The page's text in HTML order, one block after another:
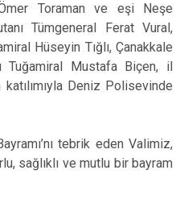
Toraman ve eşi Neşe
Tümgeneral Ferat Vural,
Hüseyin Tığlı, Çanakkale
Tuğamiral Mustafa Biçen, il
katılımıyla Deniz Polisevinde
tebrik eden Valimiz,
sağlıklı ve mutlu bir bayram